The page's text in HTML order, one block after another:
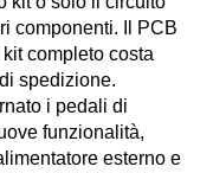
componenti. Il PCB
completo costa
spedizione.
i pedali di
funzionalità,
esterno e